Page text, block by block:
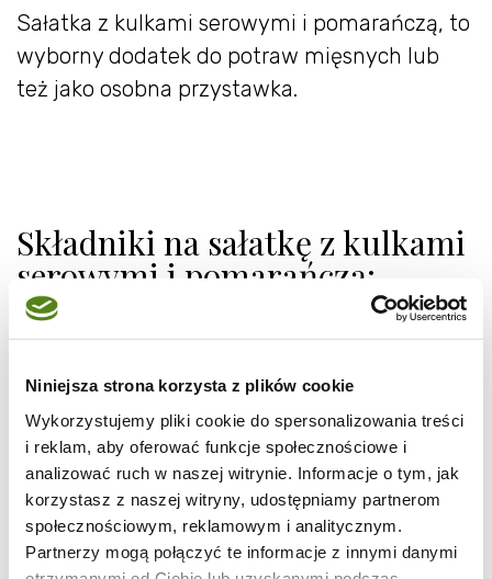
Niniejsza strona korzysta z plików cookie
Wykorzystujemy pliki cookie do spersonalizowania treści
i reklam, aby oferować funkcje społecznościowe i
analizować ruch w naszej witrynie. Informacje o tym, jak
korzystasz z naszej witryny, udostępniamy partnerom
społecznościowym, reklamowym i analitycznym.
Partnerzy mogą połączyć te informacje z innymi danymi
Sałatka z kulkami serowymi i pomarańczą, to
wyborny dodatek do potraw mięsnych lub
też jako osobna przystawka.
Składniki na sałatkę z kulkami
serowymi i pomarańczą:
180 g serka ziołowego
2 łyżki suszonych ziół prowansalskich
1/4 łyżeczki chili w proszku
1-2 szalotki lub cebula
1 pomarańcza lub 3 klementynki
2-3 łyżki orzeszków piniowych
pestki z 1/2 granatu